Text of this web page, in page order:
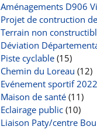
Aménagements D906
Projet de contruction
Terrain non
Déviation
Piste cyclable (15)
Chemin du Loreau (12)
Evénement sportif 2022
Maison de santé (11)
Eclairage public (10)
Liaison Paty/centre